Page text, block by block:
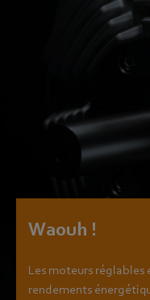
Waouh !
Les moteurs
rendements